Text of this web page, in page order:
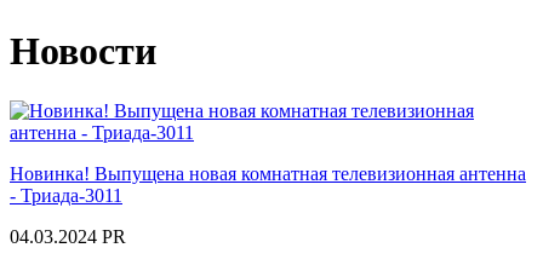
Новости
Новинка! Выпущена новая комнатная телевизионная антенна
- Триада-3011
04.03.2024 PR